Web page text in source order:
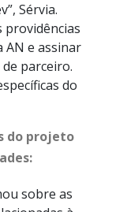
Sérvia.
AN e assinar
parceiro.
do
do projeto
sobre as